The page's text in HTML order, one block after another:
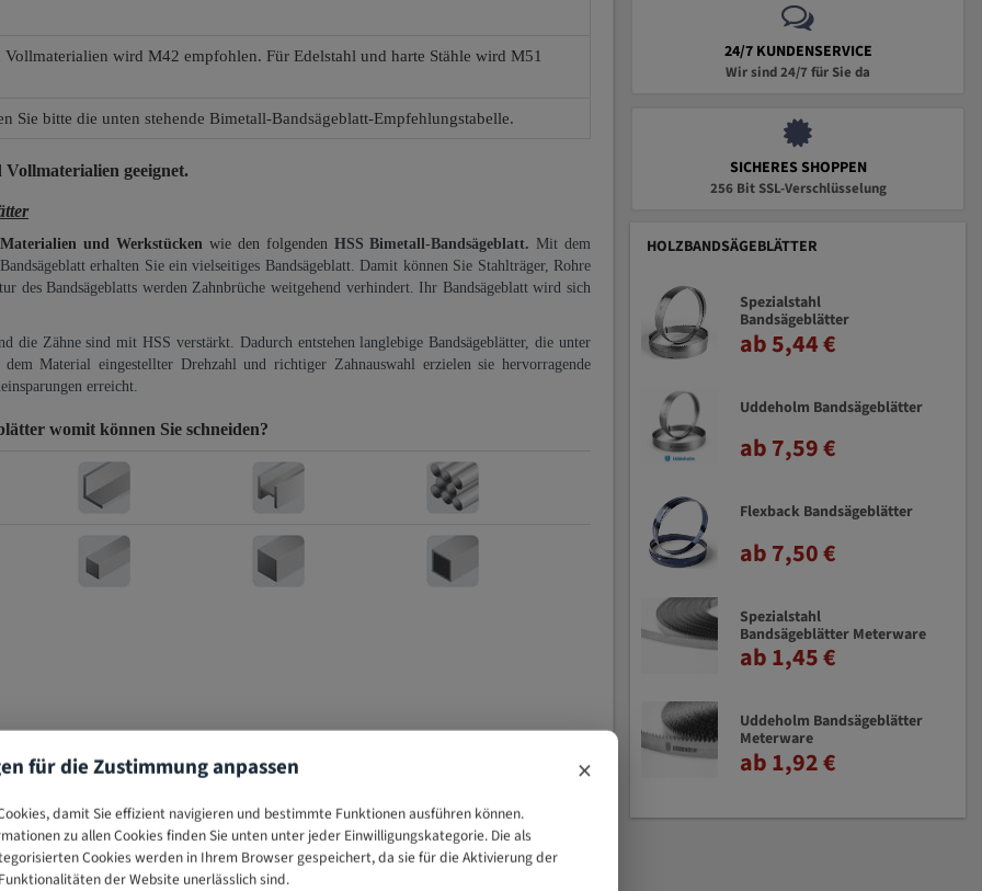
wird M42 empfohlen. Für Edelstahl und harte Stähle wird M51
Sie bitte die unten stehende Bimetall-Bandsägeblatt-Empfehlungstabelle.
geeignet.
und Werkstücken wie den folgenden HSS Bimetall-Bandsägeblatt. Mit dem
erhalten Sie ein vielseitiges Bandsägeblatt. Damit können Sie Stahlträger, Rohre
des Bandsägeblatts werden Zahnbrüche weitgehend verhindert. Ihr Bandsägeblatt wird sich
die Zähne sind mit HSS verstärkt. Dadurch entstehen langlebige Bandsägeblätter, die unter
Material eingestellter Drehzahl und richtiger Zahnauswahl erzielen sie hervorragende
erreicht.
womit können Sie schneiden?
24/7 KUNDENSERVICE
Wir sind 24/7 für Sie da
SICHERES SHOPPEN
256 Bit SSL-Verschlüsselung
HOLZBANDSÄGEBLÄTTER
Spezialstahl
Bandsägeblätter
ab 5,44 €
Uddeholm Bandsägeblätter
ab 7,59 €
Flexback Bandsägeblätter
ab 7,50 €
Spezialstahl
Bandsägeblätter Meterware
ab 1,45 €
Uddeholm Bandsägeblätter
Meterware
ab 1,92 €
für die Zustimmung anpassen ×
damit Sie effizient navigieren und bestimmte Funktionen ausführen können.
zu allen Cookies finden Sie unten unter jeder Einwilligungskategorie. Die als
Cookies werden in Ihrem Browser gespeichert, da sie für die Aktivierung der
der Website unerlässlich sind.